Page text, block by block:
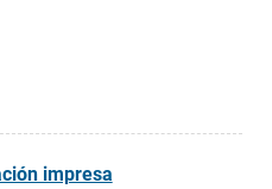
impresa